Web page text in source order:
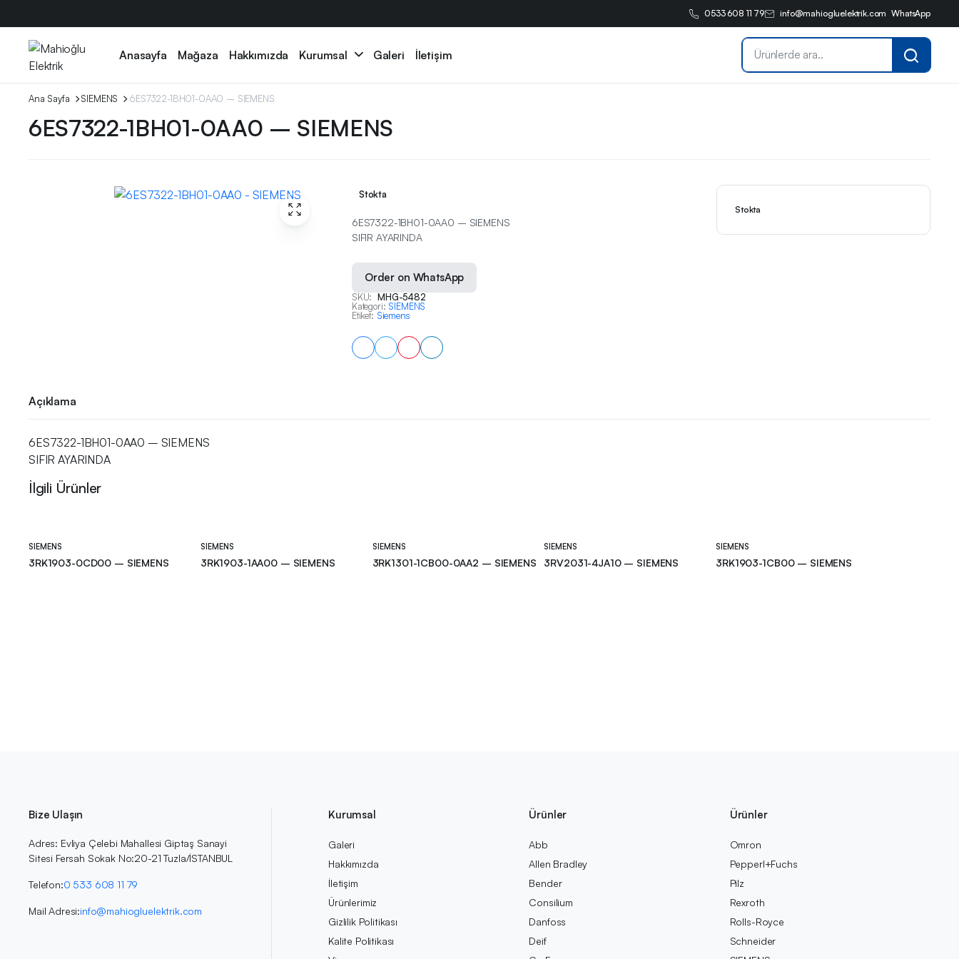
0533 608 11 79 info@mahiogluelektrik.com WhatsApp
Anasayfa Mağaza Hakkımızda Kurumsal Galeri İletişim
Ana Sayfa SIEMENS 6ES7322-1BH01-0AA0 – SIEMENS
6ES7322-1BH01-0AA0 – SIEMENS
Stokta
Stokta
6ES7322-1BH01-0AA0 – SIEMENS
SIFIR AYARINDA
Order on WhatsApp
SKU: MHG-5482
Kategori: SIEMENS
Etiket: Siemens
Açıklama
6ES7322-1BH01-0AA0 – SIEMENS
SIFIR AYARINDA
İlgili Ürünler
SIEMENS
3RK1903-0CD00 – SIEMENS
SIEMENS
3RK1903-1AA00 – SIEMENS
SIEMENS
3RK1301-1CB00-0AA2 – SIEMENS
SIEMENS
3RV2031-4JA10 – SIEMENS
SIEMENS
3RK1903-1CB00 – SIEMENS
Bize Ulaşın
Adres: Evliya Çelebi Mahallesi Giptaş Sanayi
Sitesi Fersah Sokak No:20-21 Tuzla/İSTANBUL
Telefon:0 533 608 11 79
Mail Adresi:info@mahiogluelektrik.com
Kurumsal
Galeri
Hakkımızda
İletişim
Ürünlerimiz
Gizlilik Politikası
Kalite Politikası
Ürünler
Abb
Allen Bradley
Bender
Consilium
Danfoss
Deif
Ürünler
Omron
Pepperl+Fuchs
Pilz
Rexroth
Rolls-Royce
Schneider